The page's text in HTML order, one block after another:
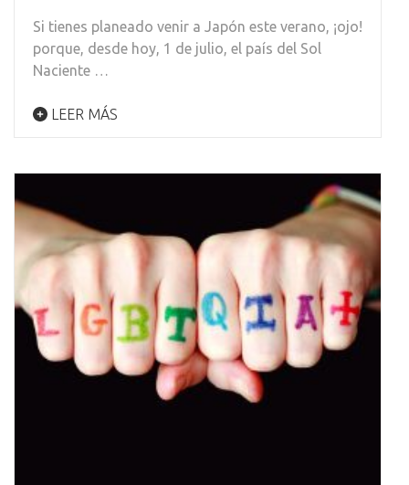
Si tienes planeado venir a Japón este verano, ¡ojo!
porque, desde hoy, 1 de julio, el país del Sol
Naciente …
LEER MÁS